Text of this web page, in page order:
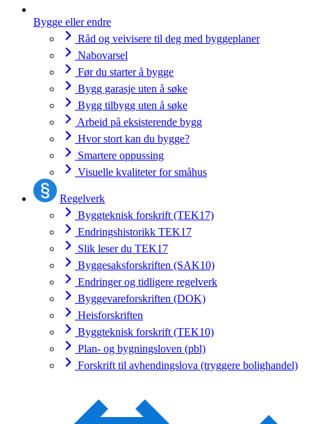
Bygge eller endre
Råd og veivisere til deg med byggeplaner
Nabovarsel
Før du starter å bygge
Bygg garasje uten å søke
Bygg tilbygg uten å søke
Arbeid på eksisterende bygg
Hvor stort kan du bygge?
Smartere oppussing
Visuelle kvaliteter for småhus
Regelverk
Byggteknisk forskrift (TEK17)
Endringshistorikk TEK17
Slik leser du TEK17
Byggesaksforskriften (SAK10)
Endringer og tidligere regelverk
Byggevareforskriften (DOK)
Heisforskriften
Byggteknisk forskrift (TEK10)
Plan- og bygningsloven (pbl)
Forskrift til avhendingslova (tryggere bolighandel)